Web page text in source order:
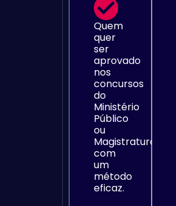
Quem
quer
ser
aprovado
nos
concursos
do
Ministério
Público
ou
Magistratura
com
um
método
eficaz.